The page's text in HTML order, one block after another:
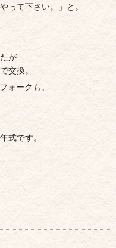
って下さい。」と。
が
交換。
ォークも。
式です。